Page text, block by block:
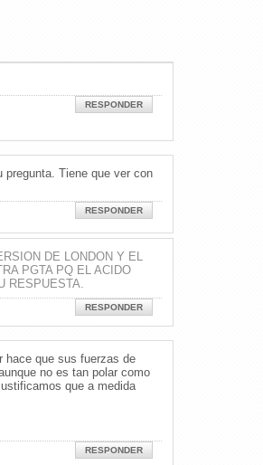
RESPONDER
Tiene que ver con
RESPONDER
DE LONDON Y EL
PGTA PQ EL ACIDO
RESPUESTA.
RESPONDER
hace que sus fuerzas de
no es tan polar como
que a medida
RESPONDER